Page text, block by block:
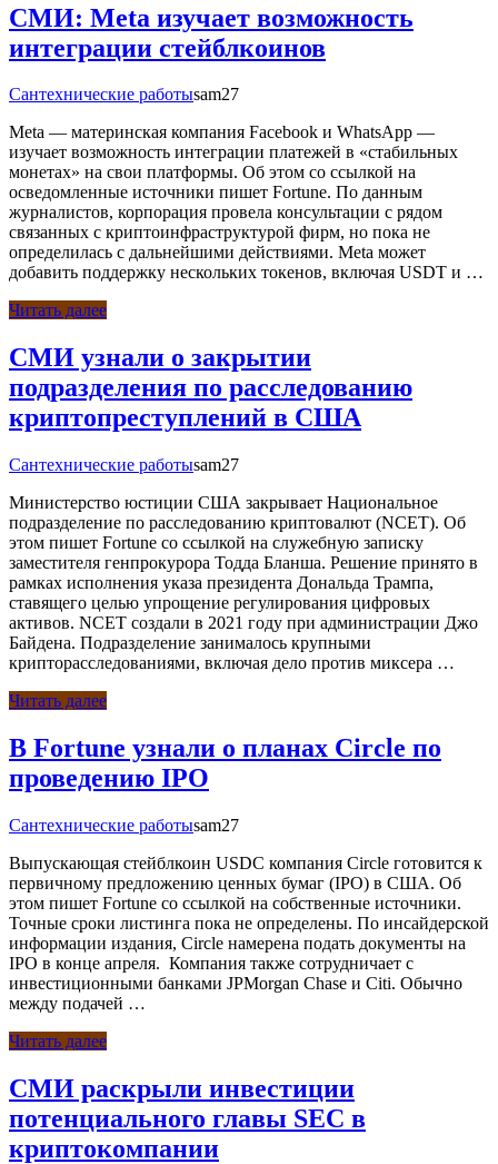
СМИ: Meta изучает возможность
интеграции стейблкоинов
Сантехнические работыsam27
Meta — материнская компания Facebook и WhatsApp —
изучает возможность интеграции платежей в «стабильных
монетах» на свои платформы. Об этом со ссылкой на
осведомленные источники пишет Fortune. По данным
журналистов, корпорация провела консультации с рядом
связанных с криптоинфраструктурой фирм, но пока не
определилась с дальнейшими действиями. Meta может
добавить поддержку нескольких токенов, включая USDT и …
Читать далее
СМИ узнали о закрытии
подразделения по расследованию
криптопреступлений в США
Сантехнические работыsam27
Министерство юстиции США закрывает Национальное
подразделение по расследованию криптовалют (NCET). Об
этом пишет Fortune со ссылкой на служебную записку
заместителя генпрокурора Тодда Бланша. Решение принято в
рамках исполнения указа президента Дональда Трампа,
ставящего целью упрощение регулирования цифровых
активов. NCET создали в 2021 году при администрации Джо
Байдена. Подразделение занималось крупными
крипторасследованиями, включая дело против миксера …
Читать далее
В Fortune узнали о планах Circle по
проведению IPO
Сантехнические работыsam27
Выпускающая стейблкоин USDC компания Circle готовится к
первичному предложению ценных бумаг (IPO) в США. Об
этом пишет Fortune со ссылкой на собственные источники.
Точные сроки листинга пока не определены. По инсайдерской
информации издания, Circle намерена подать документы на
IPO в конце апреля. Компания также сотрудничает с
инвестиционными банками JPMorgan Chase и Citi. Обычно
между подачей …
Читать далее
СМИ раскрыли инвестиции
потенциального главы SEC в
криптокомпании